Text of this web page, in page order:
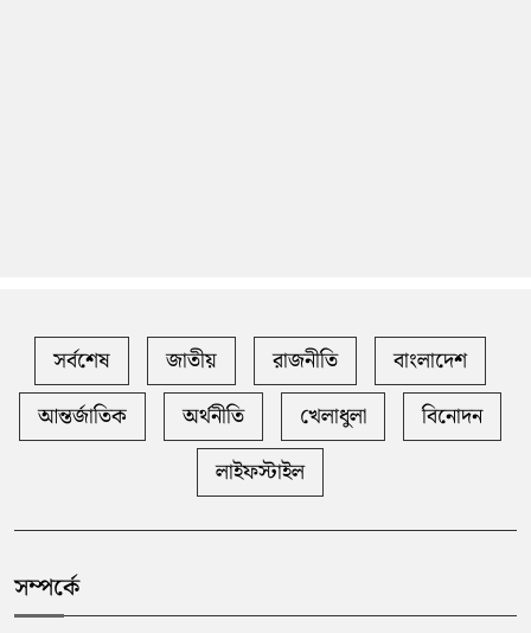
সর্বশেষ জাতীয় রাজনীতি
বাংলাদেশ
আন্তর্জাতিক
অর্থনীতি খেলাধুলা
বিনোদন
লাইফস্টাইল
সম্পর্কে